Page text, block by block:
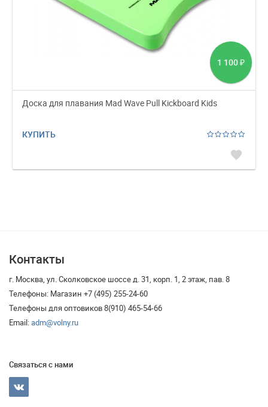
1 100 ₽
Доска для плавания Mad Wave Pull Kickboard Kids
КУПИТЬ
favorite
Контакты
г. Москва, ул. Сколковское шоссе д. 31, корп. 1, 2 этаж, пав. 8
Телефоны: Магазин +7 (495) 255-24-60
Телефоны для оптовиков 8(910) 465-54-66
Email:adm@volny.ru
Связаться с нами